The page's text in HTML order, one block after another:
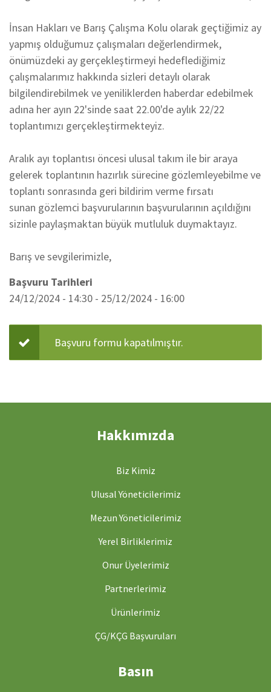
İnsan Hakları ve Barış Çalışma Kolu olarak geçtiğimiz ay
yapmış olduğumuz çalışmaları değerlendirmek,
önümüzdeki ay gerçekleştirmeyi hedeflediğimiz
çalışmalarımız hakkında sizleri detaylı olarak
bilgilendirebilmek ve yeniliklerden haberdar edebilmek
adına her ayın 22'sinde saat 22.00'de aylık 22/22
toplantımızı gerçekleştirmekteyiz.
Aralık ayı toplantısı öncesi ulusal takım ile bir araya
gelerek toplantının hazırlık sürecine gözlemleyebilme ve
toplantı sonrasında geri bildirim verme fırsatı
sunan gözlemci başvurularının başvurularının açıldığını
sizinle paylaşmaktan büyük mutluluk duymaktayız.
Barış ve sevgilerimizle,
Başvuru Tarihleri
24/12/2024 - 14:30 - 25/12/2024 - 16:00
Durum
mesajı
Başvuru formu kapatılmıştır.
Hakkımızda
Biz Kimiz
Ulusal Yöneticilerimiz
Mezun Yöneticilerimiz
Yerel Birliklerimiz
Onur Üyelerimiz
Partnerlerimiz
Ürünlerimiz
ÇG/KÇG Başvuruları
Basın